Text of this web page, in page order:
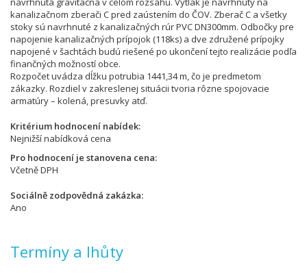
kanalizačnom zberači C pred zaústením do ČOV. Zberač C a všetky
stoky sú navrhnuté z kanalizačných rúr PVC DN300mm. Odbočky pre
napojenie kanalizačných prípojok (118ks) a dve združené prípojky
napojené v šachtách budú riešené po ukončení tejto realizácie podľa
finančných možností obce.
Rozpočet uvádza dĺžku potrubia 1441,34 m, čo je predmetom
zákazky. Rozdiel v zakreslenej situácii tvoria rôzne spojovacie
armatúry – kolená, presuvky atď.
Kritérium hodnocení nabídek
Nejnižší nabídková cena
Pro hodnocení je stanovena cena
Včetně DPH
Sociálně zodpovědná zakázka
Ano
Termíny a lhůty